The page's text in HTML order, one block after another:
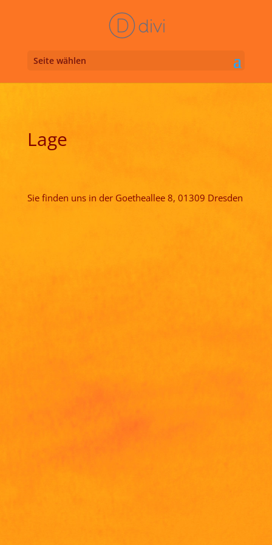
Seite wählen
Lage
Sie finden uns in der Goetheallee 8, 01309 Dresden